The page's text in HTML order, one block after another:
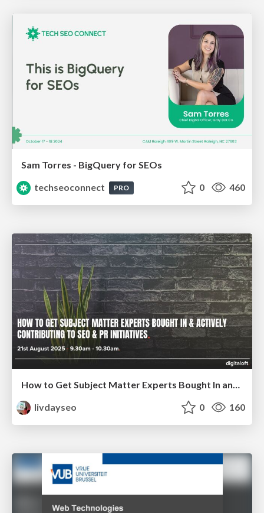
Sam Torres - BigQuery for SEOs
techseoconnect
PRO 0 460
How to Get Subject Matter Experts Bought In and Actively Contributing to SEO & PR Initiatives.
livdayseo
0 160